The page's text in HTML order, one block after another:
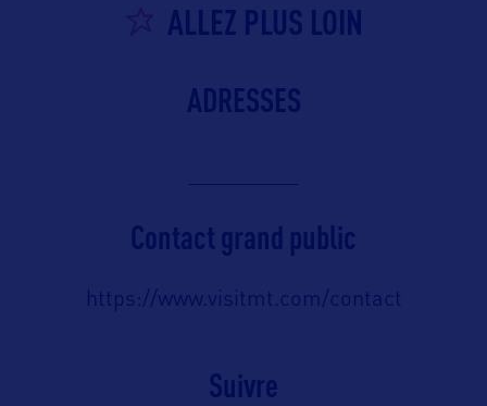
ALLEZ PLUS LOIN
ADRESSES
Contact grand public
https://www.visitmt.com/contact
Suivre